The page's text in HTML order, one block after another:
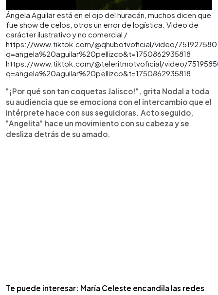
Ángela Aguilar está en el ojo del huracán, muchos dicen que
fue show de celos, otros un error de logística. Video de
carácter ilustrativo y no comercial /
https://www.tiktok.com/@qhubotvoficial/video/
q=angela%20aguilar%20pellizco&t=1750862935818
https://www.tiktok.com/@teleritmotvoficial/video/
q=angela%20aguilar%20pellizco&t=1750862935818
"¡Por qué son tan coquetas Jalisco!", grita Nodal a toda
su audiencia que se emociona con el intercambio que el
intérprete hace con sus seguidoras. Acto seguido,
"Angelita" hace un movimiento con su cabeza y se
desliza detrás de su amado.
Te puede interesar: María Celeste encandila las redes